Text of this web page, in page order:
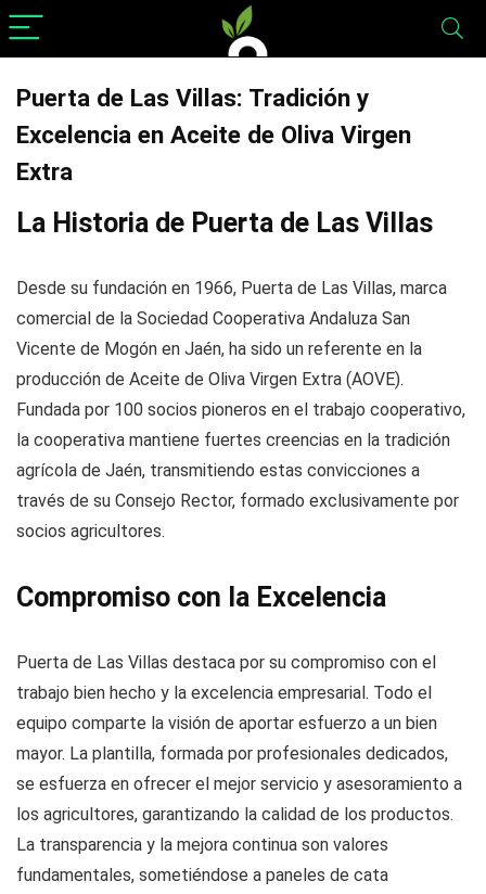
Puerta de Las Villas: Tradición y
Excelencia en Aceite de Oliva Virgen
Extra
La Historia de Puerta de Las Villas
Desde su fundación en 1966, Puerta de Las Villas, marca
comercial de la Sociedad Cooperativa Andaluza San
Vicente de Mogón en Jaén, ha sido un referente en la
producción de Aceite de Oliva Virgen Extra (AOVE).
Fundada por 100 socios pioneros en el trabajo cooperativo,
la cooperativa mantiene fuertes creencias en la tradición
agrícola de Jaén, transmitiendo estas convicciones a
través de su Consejo Rector, formado exclusivamente por
socios agricultores.
Compromiso con la Excelencia
Puerta de Las Villas destaca por su compromiso con el
trabajo bien hecho y la excelencia empresarial. Todo el
equipo comparte la visión de aportar esfuerzo a un bien
mayor. La plantilla, formada por profesionales dedicados,
se esfuerza en ofrecer el mejor servicio y asesoramiento a
los agricultores, garantizando la calidad de los productos.
La transparencia y la mejora continua son valores
fundamentales, sometiéndose a paneles de cata